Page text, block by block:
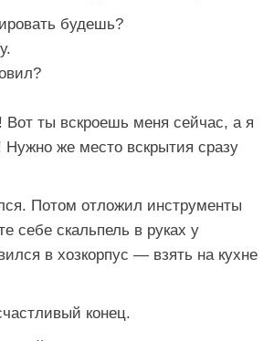
будешь?
ты вскроешь меня сейчас, а я
Нужно же место вскрытия сразу
Потом отложил инструменты
себе скальпель в руках у
в хозкорпус — взять на кухне
конец.